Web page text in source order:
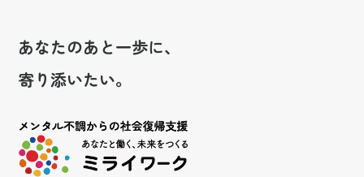
あなたのあと一歩に、
寄り添いたい。